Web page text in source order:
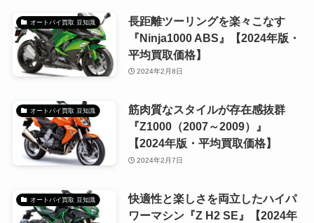
オートバイ買取 豆知識
長距離ツーリングを楽々こなす
『Ninja1000 ABS』【2024年版・
平均買取価格】
2024年2月8日
オートバイ買取 豆知識
筋肉質なスタイルが存在感抜群
『Z1000（2007～2009）』
【2024年版・平均買取価格】
2024年2月7日
オートバイ買取 豆知識
快適性と楽しさを両立したハイパ
ワーマシン『Z H2 SE』【2024年